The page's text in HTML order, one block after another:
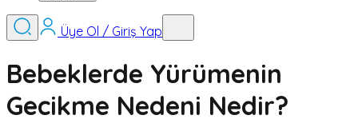
Üye Ol / Giriş Yap
Bebeklerde Yürümenin
Gecikme Nedeni Nedir?